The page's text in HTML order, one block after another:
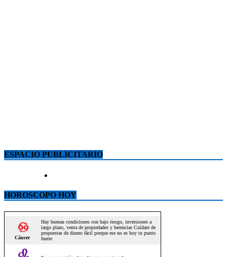
ESPACIO PUBLICITARIO
HOROSCOPO HOY